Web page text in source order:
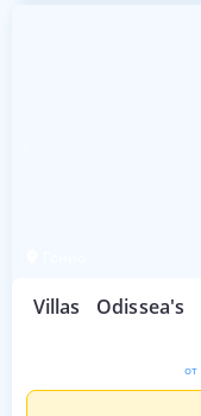
Villas Odissea's
от